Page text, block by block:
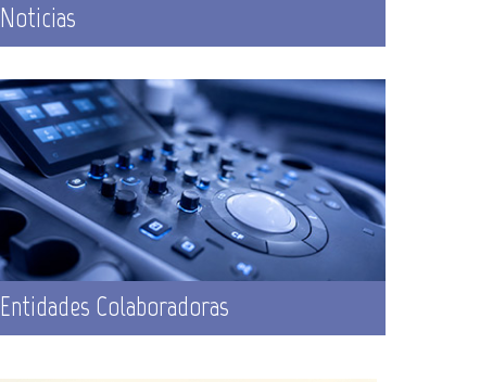
Noticias
Entidades Colaboradoras